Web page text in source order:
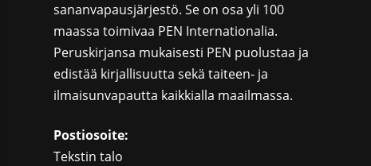
sananvapausjärjestö. Se on osa yli 100
maassa toimivaa PEN Internationalia.
Peruskirjansa mukaisesti PEN puolustaa ja
edistää kirjallisuutta sekä taiteen- ja
ilmaisunvapautta kaikkialla maailmassa.
Postiosoite:
Tekstin talo